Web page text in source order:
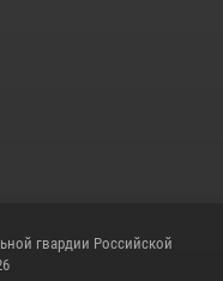
гвардии Российской